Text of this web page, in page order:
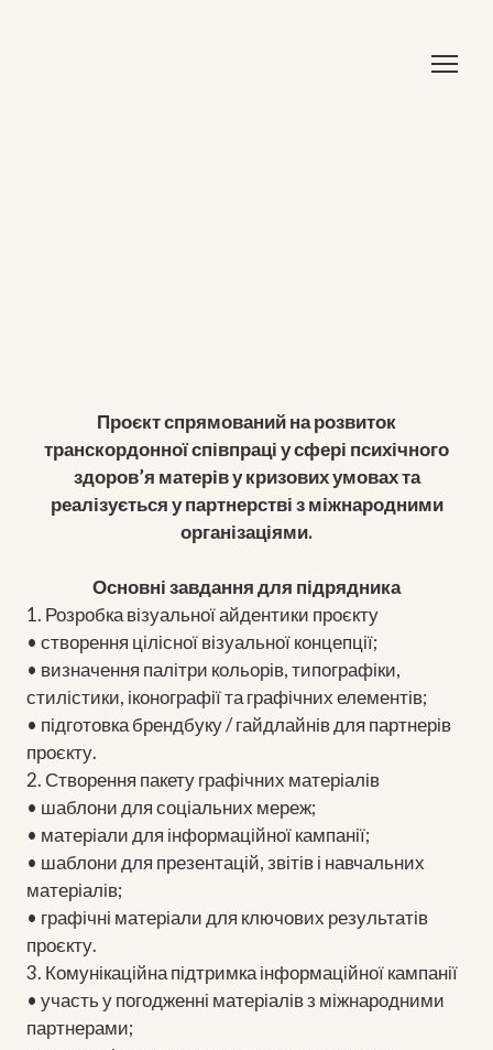
Проєкт спрямований на розвиток
транскордонної співпраці у сфері психічного
здоров’я матерів у кризових умовах та
реалізується у партнерстві з міжнародними
організаціями.
Основні завдання для підрядника
1. Розробка візуальної айдентики проєкту
• створення цілісної візуальної концепції;
• визначення палітри кольорів, типографіки,
стилістики, іконографії та графічних елементів;
• підготовка брендбуку / гайдлайнів для партнерів
проєкту.
2. Створення пакету графічних матеріалів
• шаблони для соціальних мереж;
• матеріали для інформаційної кампанії;
• шаблони для презентацій, звітів і навчальних
матеріалів;
• графічні матеріали для ключових результатів
проєкту.
3. Комунікаційна підтримка інформаційної кампанії
• участь у погодженні матеріалів з міжнародними
партнерами;